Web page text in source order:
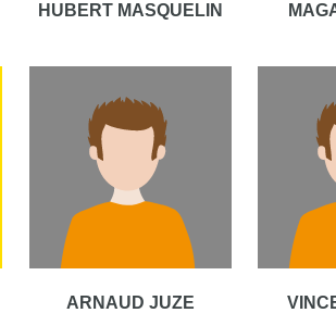
HUBERT MASQUELIN
ARNAUD JUZE